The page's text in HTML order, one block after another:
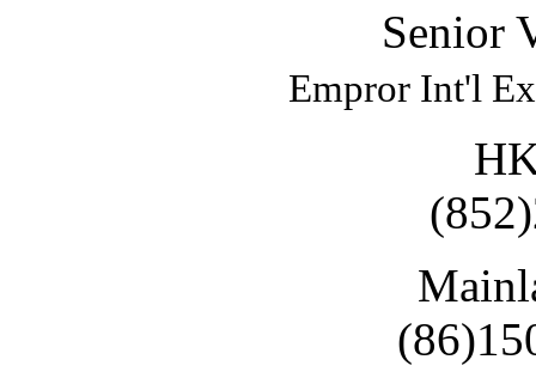
Senior
Empror Int'l